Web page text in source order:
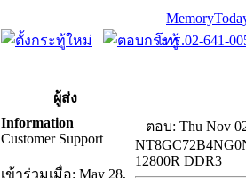
โทร.02-641-
ผู้ส่ง
Information
Customer Support
เข้าร่วมเมื่อ: May 28,
ตอบ: Thu Nov
12800R DDR3